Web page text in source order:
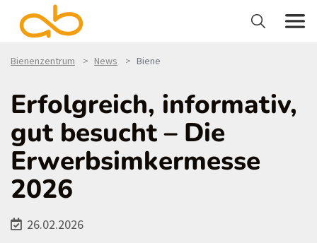
Bienenzentrum News Biene
Erfolgreich, informativ,
gut besucht – Die
Erwerbsimkermesse
2026
26.02.2026